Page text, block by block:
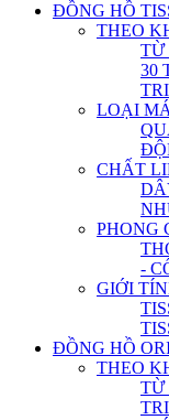
ĐỒNG HỒ
THEO
TỪ
30
LOẠI
CHẤT
PHONG
-
GIỚI
ĐỒNG HỒ
THEO
TỪ